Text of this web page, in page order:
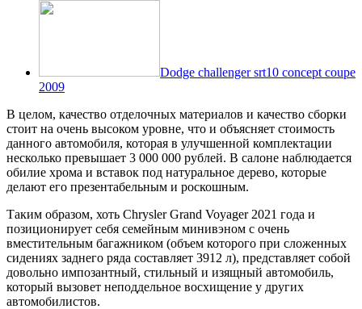
Dodge challenger srt10 concept coupe
2009
В целом, качество отделочных материалов и качество сборки
стоит на очень высоком уровне, что и объясняет стоимость
данного автомобиля, которая в улучшенной комплектации
несколько превышает 3 000 000 рублей. В салоне наблюдается
обилие хрома и вставок под натуральное дерево, которые
делают его презентабельным и роскошным.
Таким образом, хоть Chrysler Grand Voyager 2021 года и
позиционирует себя семейным минивэном с очень
вместительным багажником (объем которого при сложенных
сидениях заднего ряда составляет 3912 л), представляет собой
довольно импозантный, стильный и изящный автомобиль,
который вызовет неподдельное восхищение у других
автомобилистов.